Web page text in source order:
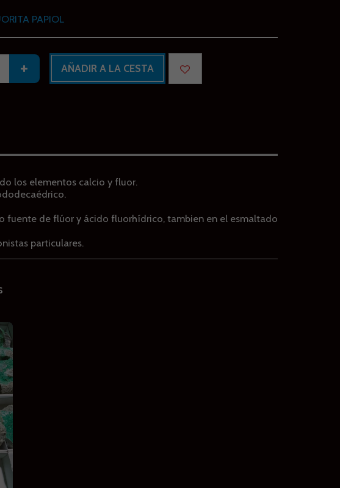
PAPIOL
AÑADIR A LA CESTA
los elementos calcio y fluor.
fuente de flúor y ácido fluorhídrico, tambien en el esmaltado
particulares.